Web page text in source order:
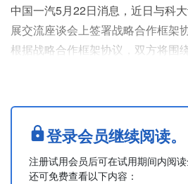
中国一汽5月22日消息，近日与科
展交流座谈会上签署战略合作框架协
根据战略合作框架协议，双方将围
域开展务实合作。
摘自中国一汽官方微信公众号公告
登录会员继续阅读。
注册试用会员后可在试用期间内阅读
还可免费查看以下内容：